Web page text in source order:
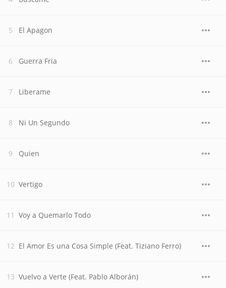
El Apagon
Guerra Fria
Liberame
Ni Un Segundo
Quien
Vertigo
Voy a Quemarlo Todo
El Amor Es una Cosa Simple (Feat. Tiziano Ferro)
Vuelvo a Verte (Feat. Pablo Alborán)